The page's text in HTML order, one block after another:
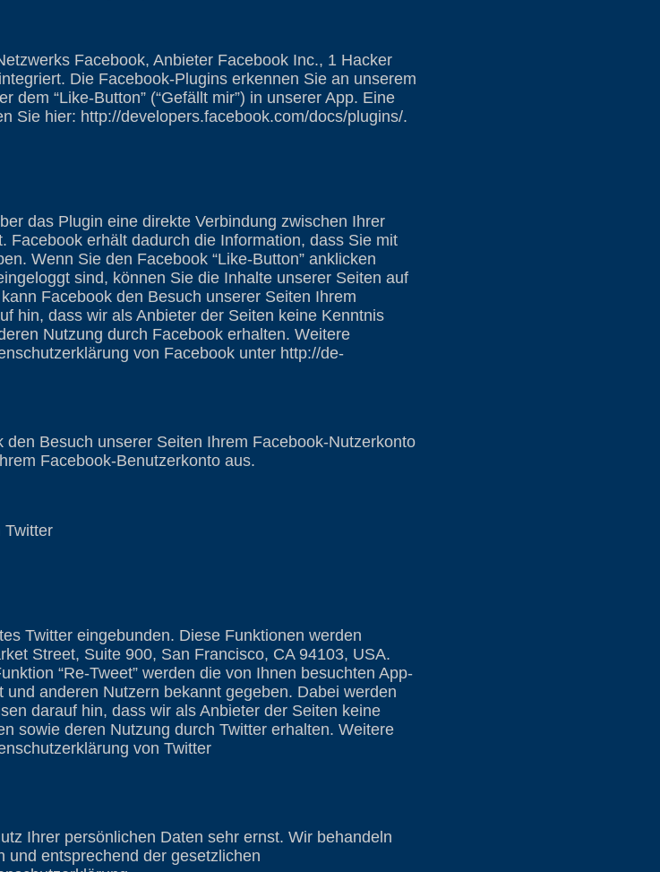
Facebook, Anbieter Facebook Inc., 1 Hacker
Die Facebook-Plugins erkennen Sie an unserem
dem “Like-Button” (“Gefällt mir”) in unserer App. Eine
Sie hier: http://developers.facebook.com/docs/plugins/.
das Plugin eine direkte Verbindung zwischen Ihrer
Facebook erhält dadurch die Information, dass Sie mit
Wenn Sie den Facebook “Like-Button” anklicken
sind, können Sie die Inhalte unserer Seiten auf
Facebook den Besuch unserer Seiten Ihrem
hin, dass wir als Anbieter der Seiten keine Kenntnis
Nutzung durch Facebook erhalten. Weitere
von Facebook unter http://de-
Besuch unserer Seiten Ihrem Facebook-Nutzerkonto
Facebook-Benutzerkonto aus.
Twitter
Twitter eingebunden. Diese Funktionen werden
Street, Suite 900, San Francisco, CA 94103, USA.
“Re-Tweet” werden die von Ihnen besuchten App-
anderen Nutzern bekannt gegeben. Dabei werden
darauf hin, dass wir als Anbieter der Seiten keine
sowie deren Nutzung durch Twitter erhalten. Weitere
von Twitter
Ihrer persönlichen Daten sehr ernst. Wir behandeln
und entsprechend der gesetzlichen